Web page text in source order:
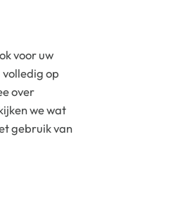
voor uw
volledig op
over
we wat
gebruik van